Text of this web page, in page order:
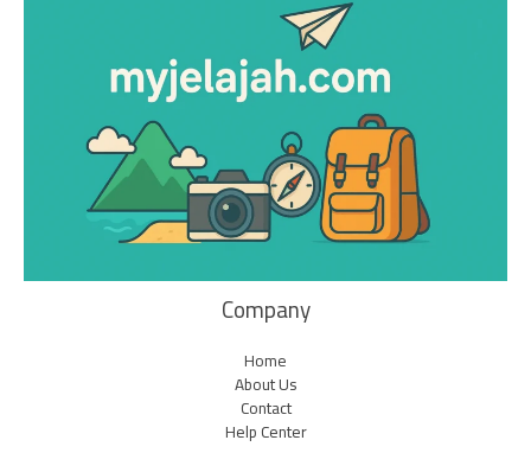
Company
Home
About Us
Contact
Help Center